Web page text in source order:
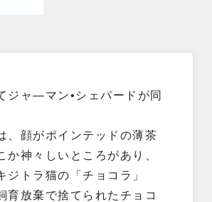
ジャ—マン•シェパードが同
、顔がポインテッドの薄茶
神々しいところがあり、
トラ猫の「チョコラ」
育放棄で捨てられたチョコ